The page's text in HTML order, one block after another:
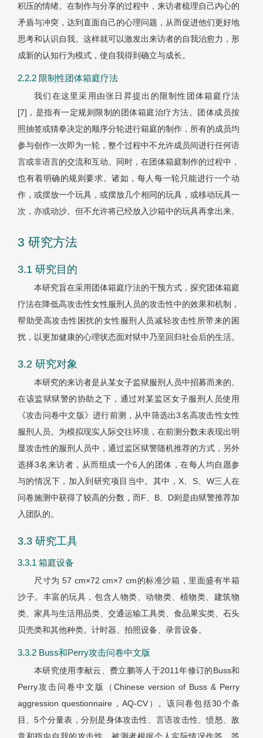
积压的情绪。在制作与分享的过程中，来访者梳理自己内心的
矛盾与冲突，达到直面自己的心理问题，从而促进他们更好地
思考和认识自我。这样就可以激发出来访者的自我治愈力，形
成新的认知行为模式，使自我得到确立与成长。
2.2.2 限制性团体箱庭疗法
我们在这里采用由张日昇提出的限制性团体箱庭疗法
[7]，是指有一定规则限制的团体箱庭治疗方法。团体成员按
照抽签或猜拳决定的顺序分轮进行箱庭的制作，所有的成员均
参与创作一次即为一轮，整个过程中不允许成员间进行任何语
言或非语言的交流和互动。同时，在团体箱庭制作的过程中，
也有着明确的规则要求。诸如，每人每一轮只能进行一个动
作，或摆放一个玩具，或摆放几个相同的玩具，或移动玩具一
次，亦或动沙。但不允许将已经放入沙箱中的玩具再拿出来。
3 研究方法
3.1 研究目的
本研究旨在采用团体箱庭疗法的干预方式，探究团体箱庭
疗法在降低高攻击性女性服刑人员的攻击性中的效果和机制，
帮助受高攻击性困扰的女性服刑人员减轻攻击性所带来的困
扰，以更加健康的心理状态面对狱中乃至回归社会后的生活。
3.2 研究对象
本研究的来访者是从某女子监狱服刑人员中招募而来的。
在该监狱狱警的协助之下，通过对某监区女子服刑人员使用
《攻击问卷中文版》进行前测，从中筛选出3名高攻击性女性
服刑人员。为模拟现实人际交往环境，在前测分数未表现出明
显攻击性的服刑人员中，通过监区狱警随机推荐的方式，另外
选择3名来访者，从而组成一个6人的团体，在每人均自愿参
与的情况下，加入到研究项目当中。其中，X、S、W三人在
问卷施测中获得了较高的分数，而F、B、D则是由狱警推荐加
入团队的。
3.3 研究工具
3.3.1 箱庭设备
尺寸为 57 cm×72 cm×7 cm的标准沙箱，里面盛有半箱
沙子。丰富的玩具，包含人物类、动物类、植物类、建筑物
类、家具与生活用品类、交通运输工具类、食品果实类、石头
贝壳类和其他种类。计时器、拍照设备、录音设备。
3.3.2 Buss和Perry攻击问卷中文版
本研究使用李献云、费立鹏等人于2011年修订的Buss和
Perry攻击问卷中文版（Chinese version of Buss & Perry
aggression questionnaire，AQ-CV）。该问卷包括30个条
目、5个分量表，分别是身体攻击性、言语攻击性、愤怒、敌